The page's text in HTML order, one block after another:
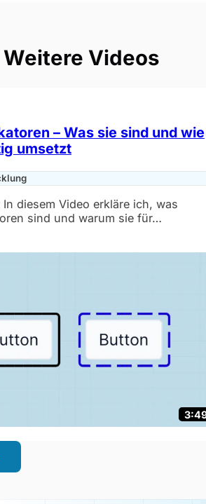
Weitere Videos
– Was sie sind und wie
umsetzt
diesem Video erkläre ich, was
sind und warum sie für…